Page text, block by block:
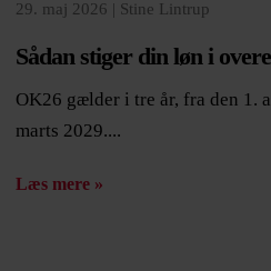
29. maj 2026 | Stine Lintrup
Sådan stiger din løn i
OK26 gælder i tre år, fra den 1.
marts 2029....
Læs mere »